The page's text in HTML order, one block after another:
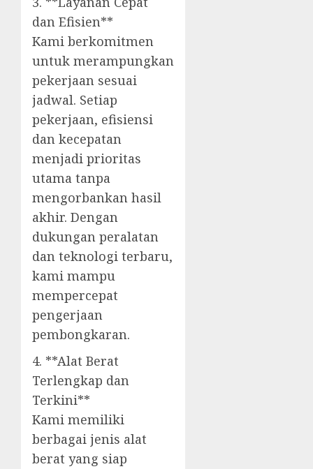
dan Efisien**
Kami berkomitmen
untuk merampungkan
pekerjaan sesuai
jadwal. Setiap
pekerjaan, efisiensi
dan kecepatan
menjadi prioritas
utama tanpa
mengorbankan hasil
akhir. Dengan
dukungan peralatan
dan teknologi terbaru,
kami mampu
mempercepat
pengerjaan
pembongkaran.
4. **Alat Berat
Terlengkap dan
Terkini**
Kami memiliki
berbagai jenis alat
berat yang siap